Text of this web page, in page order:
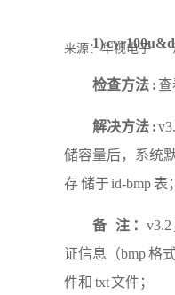
来源：华视电子
1)
检查方法 :查
解决方法 :
储容量后，系统
存 储于 id‐bmp 表；
备注 ：
证信息（bmp 格
件和 txt 文件；